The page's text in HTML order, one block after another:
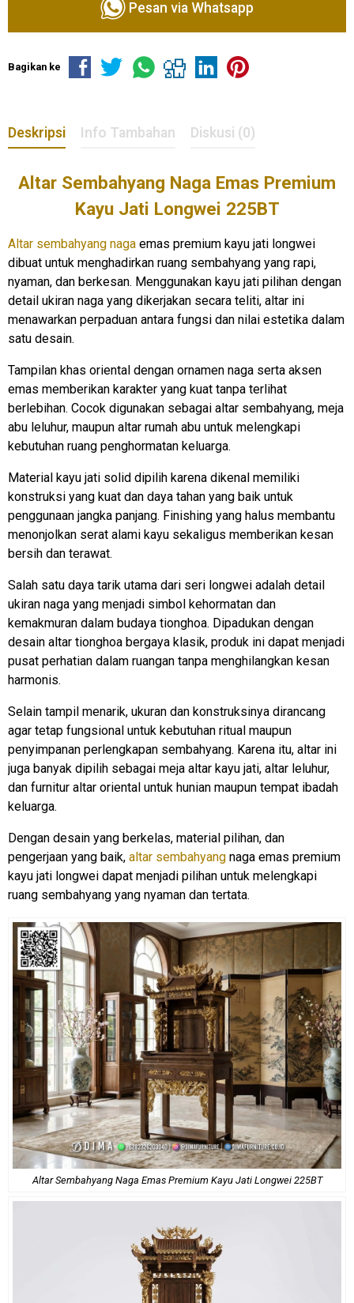
Pesan via Whatsapp
Bagikan ke
Deskripsi Info Tambahan Diskusi (0)
Altar Sembahyang Naga Emas Premium
Kayu Jati Longwei 225BT
Altar sembahyang naga emas premium kayu jati longwei
dibuat untuk menghadirkan ruang sembahyang yang rapi,
nyaman, dan berkesan. Menggunakan kayu jati pilihan dengan
detail ukiran naga yang dikerjakan secara teliti, altar ini
menawarkan perpaduan antara fungsi dan nilai estetika dalam
satu desain.
Tampilan khas oriental dengan ornamen naga serta aksen
emas memberikan karakter yang kuat tanpa terlihat
berlebihan. Cocok digunakan sebagai altar sembahyang, meja
abu leluhur, maupun altar rumah abu untuk melengkapi
kebutuhan ruang penghormatan keluarga.
Material kayu jati solid dipilih karena dikenal memiliki
konstruksi yang kuat dan daya tahan yang baik untuk
penggunaan jangka panjang. Finishing yang halus membantu
menonjolkan serat alami kayu sekaligus memberikan kesan
bersih dan terawat.
Salah satu daya tarik utama dari seri longwei adalah detail
ukiran naga yang menjadi simbol kehormatan dan
kemakmuran dalam budaya tionghoa. Dipadukan dengan
desain altar tionghoa bergaya klasik, produk ini dapat menjadi
pusat perhatian dalam ruangan tanpa menghilangkan kesan
harmonis.
Selain tampil menarik, ukuran dan konstruksinya dirancang
agar tetap fungsional untuk kebutuhan ritual maupun
penyimpanan perlengkapan sembahyang. Karena itu, altar ini
juga banyak dipilih sebagai meja altar kayu jati, altar leluhur,
dan furnitur altar oriental untuk hunian maupun tempat ibadah
keluarga.
Dengan desain yang berkelas, material pilihan, dan
pengerjaan yang baik, altar sembahyang naga emas premium
kayu jati longwei dapat menjadi pilihan untuk melengkapi
ruang sembahyang yang nyaman dan tertata.
Altar Sembahyang Naga Emas Premium Kayu Jati Longwei 225BT